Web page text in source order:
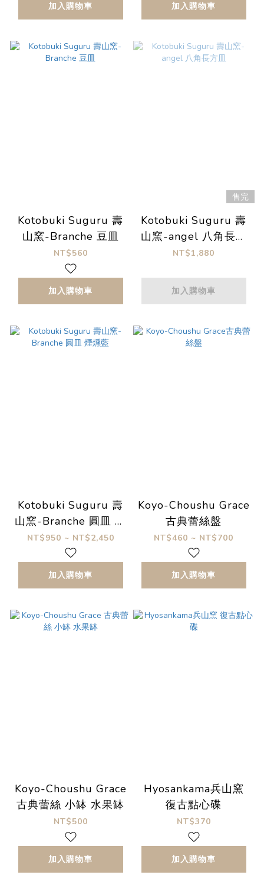
加入購物車 加入購物車
Kotobuki Suguru 壽
山窯-Branche 豆皿
NT$560
加入購物車
售完
Kotobuki Suguru 壽
山窯-angel 八角長方
皿
NT$1,880
加入購物車
Kotobuki Suguru 壽
山窯-Branche 圓皿 煙
燻藍
NT$950 ~ NT$2,450
加入購物車
Koyo-Choushu Grace
古典蕾絲盤
NT$460 ~ NT$700
加入購物車
Koyo-Choushu Grace
古典蕾絲 小缽 水果缽
NT$500
加入購物車
Hyosankama兵山窯
復古點心碟
NT$370
加入購物車